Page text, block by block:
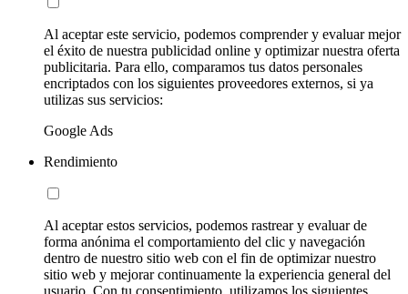
Al aceptar este servicio, podemos comprender y evaluar mejor
el éxito de nuestra publicidad online y optimizar nuestra oferta
publicitaria. Para ello, comparamos tus datos personales
encriptados con los siguientes proveedores externos, si ya
utilizas sus servicios:
Google Ads
Rendimiento
Al aceptar estos servicios, podemos rastrear y evaluar de
forma anónima el comportamiento del clic y navegación
dentro de nuestro sitio web con el fin de optimizar nuestro
sitio web y mejorar continuamente la experiencia general del
usuario. Con tu consentimiento, utilizamos los siguientes